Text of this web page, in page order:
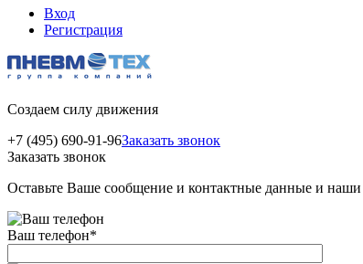
Вход
Регистрация
Создаем силу движения
+7 (495) 690-91-96Заказать звонок
Заказать звонок
Оставьте Ваше сообщение и контактные данные и
Ваш телефон*